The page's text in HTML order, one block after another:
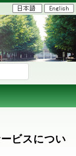
ビスについ